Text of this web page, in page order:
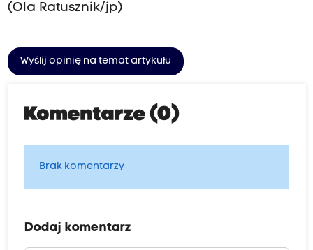
(Ola Ratusznik/jp)
Wyślij opinię na temat artykułu
Komentarze (0)
Brak komentarzy
Dodaj komentarz